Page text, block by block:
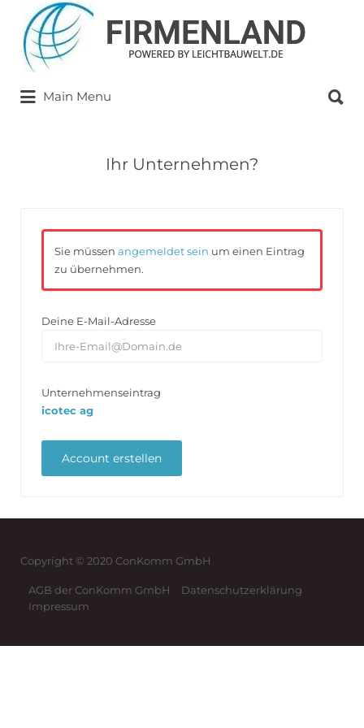
Suchen
nach:
Main Menu
nach:
Ihr Unternehmen?
Sie müssen angemeldet sein um einen Eintrag
zu übernehmen.
Deine E-Mail-Adresse
Unternehmenseintrag
icotec ag
Copyright © 2020 ConKomm GmbH
AGB der ConKomm GmbH
Datenschutzerklärung
Impressum